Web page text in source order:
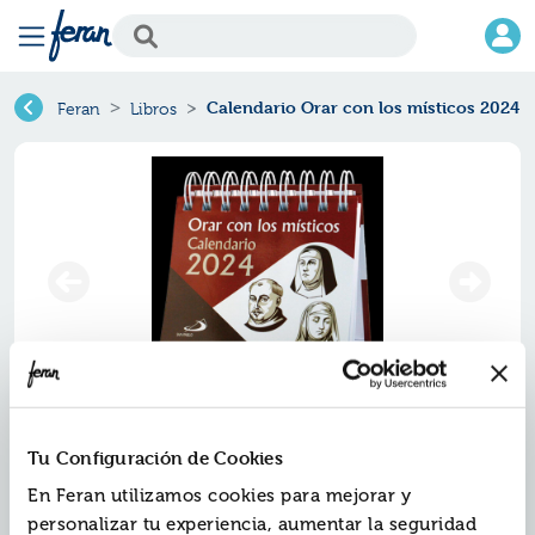
Tu Configuración de Cookies
En Feran utilizamos cookies para mejorar y
personalizar tu experiencia, aumentar la seguridad
Feran Libros Calendario Orar con los místicos 2024
2024
Ref.ZPA-8567930